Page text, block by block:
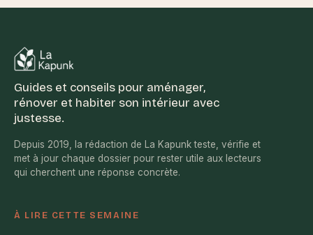
Guides et conseils pour aménager,
rénover et habiter son intérieur avec
justesse.
Depuis 2019, la rédaction de La Kapunk teste, vérifie et
met à jour chaque dossier pour rester utile aux lecteurs
qui cherchent une réponse concrète.
À LIRE CETTE SEMAINE